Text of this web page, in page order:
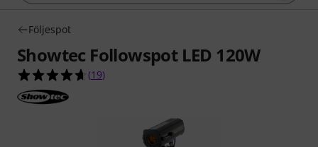
Följespot
Showtec Followspot LED 120W
4.6 av 5 stjärnor från 19 kundbetyg
(19)